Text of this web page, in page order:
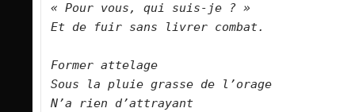
« Pour vous, qui suis-je ? »
Et de fuir sans livrer combat.
Former attelage
Sous la pluie grasse de l’orage
N’a rien d’attrayant